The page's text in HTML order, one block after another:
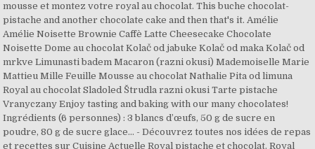
mousse et montez votre royal au chocolat. This buche chocolat-
pistache and another chocolate cake and then that's it. Amélie
Amélie Noisette Brownie Caffè Latte Cheesecake Chocolate
Noisette Dome au chocolat Kolač od jabuke Kolač od maka Kolač od
mrkve Limunasti badem Macaron (razni okusi) Mademoiselle Marie
Mattieu Mille Feuille Mousse au chocolat Nathalie Pita od limuna
Royal au chocolat Sladoled Štrudla razni okusi Tarte pistache
Vranyczany Enjoy tasting and baking with our many chocolates!
Ingrédients (6 personnes) : 3 blancs d’œufs, 50 g de sucre en
poudre, 80 g de sucre glace... - Découvrez toutes nos idées de repas
et recettes sur Cuisine Actuelle Royal pistache et chocolat. Royal